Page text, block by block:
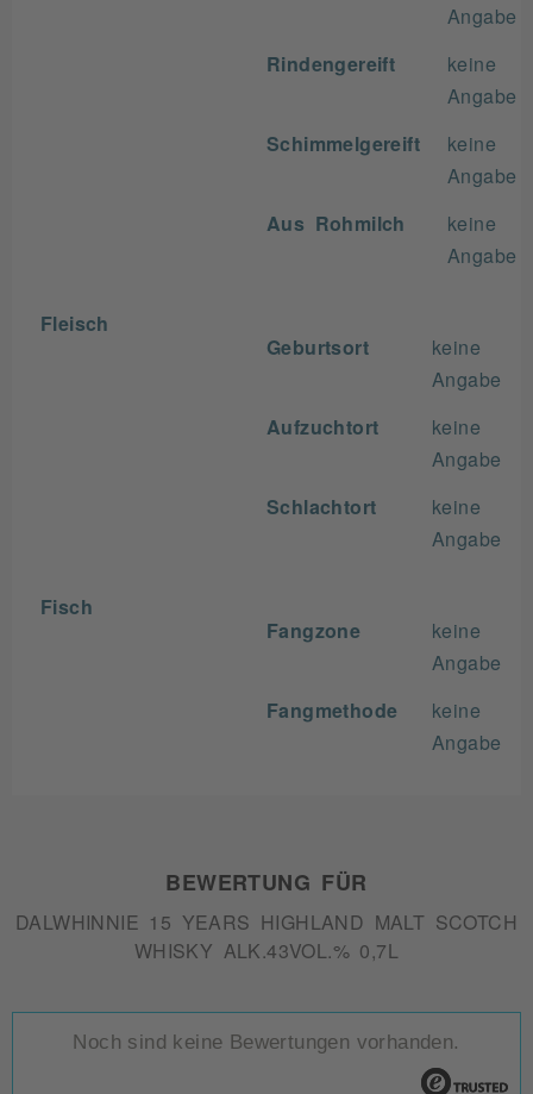
Angabe
Rindengereift
keine
Angabe
Schimmelgereift
keine
Angabe
Aus Rohmilch
keine
Angabe
Fleisch
Geburtsort
keine
Angabe
Aufzuchtort
keine
Angabe
Schlachtort
keine
Angabe
Fisch
Fangzone
keine
Angabe
Fangmethode
keine
Angabe
BEWERTUNG FÜR
DALWHINNIE 15 YEARS HIGHLAND MALT SCOTCH
WHISKY ALK.43VOL.% 0,7L
Noch sind keine Bewertungen vorhanden.